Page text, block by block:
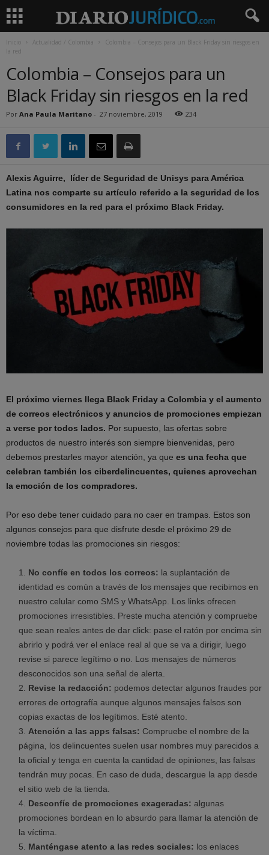
Inicio Actualidad / Colombia
Colombia – Consejos para un Black Friday sin riesgos en
la red
Colombia – Consejos para un
Black Friday sin riesgos en la red
Por Ana Paula Maritano - 27 noviembre, 2019 234
Alexis Aguirre, líder de Seguridad de Unisys para América
Latina nos comparte su artículo referido a la seguridad de los
consumidores en la red para el próximo Black Friday.
El próximo viernes llega Black Friday a Colombia y el aumento
de correos electrónicos y anuncios de promociones empiezan
a verse por todos lados. Por supuesto, las ofertas sobre
productos de nuestro interés son siempre bienvenidas, pero
debemos prestarles mayor atención, ya que es una fecha que
celebran también los ciberdelincuentes, quienes aprovechan
la emoción de los compradores.
Por eso debe tener cuidado para no caer en trampas. Estos son
algunos consejos para que disfrute desde el próximo 29 de
noviembre todas las promociones sin riesgos:
No confíe en todos los correos: la suplantación de
identidad es común a través de los mensajes que recibimos en
nuestro celular como SMS y WhatsApp. Los links ofrecen
promociones irresistibles. Preste mucha atención y compruebe
que sean reales antes de dar click: pase el ratón por encima sin
abrirlo y podrá ver el enlace real al que se va a dirigir, luego
revise si parece legítimo o no. Los mensajes de números
desconocidos son una señal de alerta.
Revise la redacción: podemos detectar algunos fraudes por
errores de ortografía aunque algunos mensajes falsos son
copias exactas de los legítimos. Esté atento.
Atención a las apps falsas: Compruebe el nombre de la
página, los delincuentes suelen usar nombres muy parecidos a
la oficial y tenga en cuenta la cantidad de opiniones, las falsas
tendrán muy pocas. En caso de duda, descargue la app desde
el sitio web de la tienda.
Desconfíe de promociones exageradas: algunas
promociones bordean en lo absurdo para llamar la atención de
la víctima.
Manténgase atento a las redes sociales: los enlaces